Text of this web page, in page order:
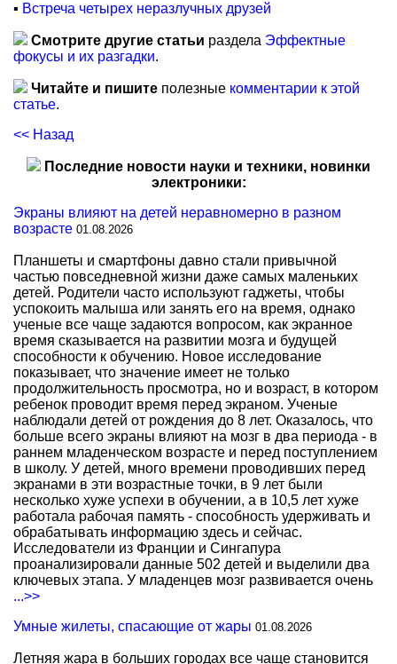
▪ Встреча четырех неразлучных друзей
Смотрите другие статьи раздела Эффектные
фокусы и их разгадки.
Читайте и пишите полезные комментарии к этой
статье.
<< Назад
Последние новости науки и техники, новинки
электроники:
Экраны влияют на детей неравномерно в разном
возрасте 01.08.2026
Планшеты и смартфоны давно стали привычной
частью повседневной жизни даже самых маленьких
детей. Родители часто используют гаджеты, чтобы
успокоить малыша или занять его на время, однако
ученые все чаще задаются вопросом, как экранное
время сказывается на развитии мозга и будущей
способности к обучению. Новое исследование
показывает, что значение имеет не только
продолжительность просмотра, но и возраст, в котором
ребенок проводит время перед экраном. Ученые
наблюдали детей от рождения до 8 лет. Оказалось, что
больше всего экраны влияют на мозг в два периода - в
раннем младенческом возрасте и перед поступлением
в школу. У детей, много времени проводивших перед
экранами в эти возрастные точки, в 9 лет были
несколько хуже успехи в обучении, а в 10,5 лет хуже
работала рабочая память - способность удерживать и
обрабатывать информацию здесь и сейчас.
Исследователи из Франции и Сингапура
проанализировали данные 502 детей и выделили два
ключевых этапа. У младенцев мозг развивается очень
...>>
Умные жилеты, спасающие от жары 01.08.2026
Летняя жара в больших городах все чаще становится